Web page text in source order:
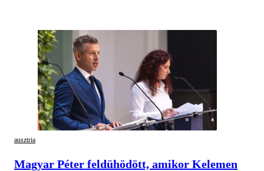
ausztria
Magyar Péter feldühödött, amikor Kelemen